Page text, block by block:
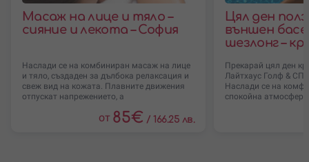
Масаж на лице и тяло –
сияние и лекота – София
Наслади се на комбиниран масаж на лице
и тяло, създаден за дълбока релаксация и
свеж вид на кожата. Плавните движения
отпускат напрежението, а
от 85€ / 166.25 лв.
Цял ден
външен
шезлонг –
Прекарай цял ден
Лайтхаус Голф &
Наслади се на
спокойна атмосфера,